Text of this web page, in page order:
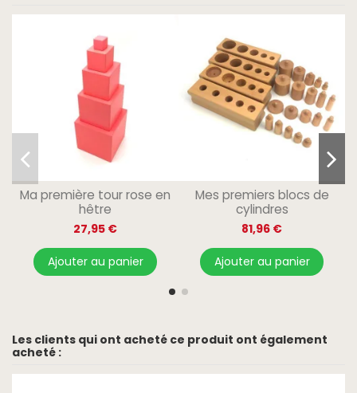
Ma première tour rose en
hêtre
27,95 €
Ajouter au panier
Mes premiers blocs de
cylindres
81,96 €
Ajouter au panier
Les clients qui ont acheté ce produit ont également
acheté :